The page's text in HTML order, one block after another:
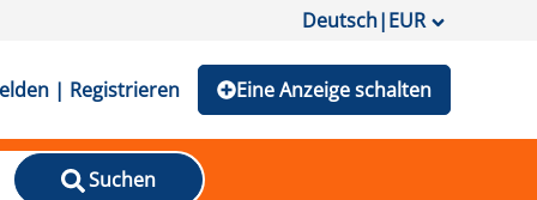
Deutsch|EUR
| Registrieren Eine Anzeige schalten
Suchen